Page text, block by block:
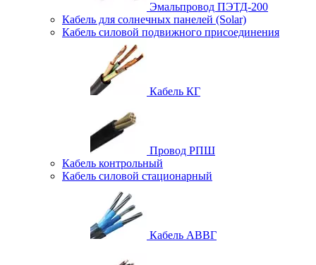
Эмальпровод ПЭТД-200
Кабель для солнечных панелей (Solar)
Кабель силовой подвижного присоединения
Кабель КГ
Провод РПШ
Кабель контрольный
Кабель силовой стационарный
Кабель АВВГ